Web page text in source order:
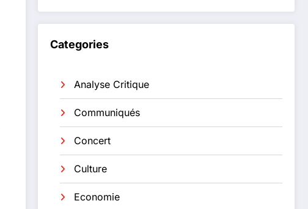
Categories
Analyse Critique
Communiqués
Concert
Culture
Economie